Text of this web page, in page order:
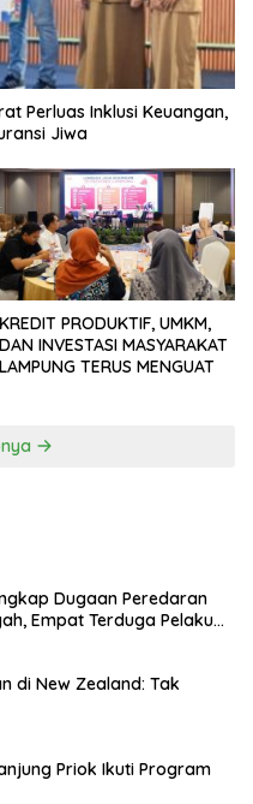
Perluas Inklusi Keuangan,
Jiwa
KREDIT PRODUKTIF, UMKM,
DAN INVESTASI MASYARAKAT
LAMPUNG TERUS MENGUAT
Dugaan Peredaran
Empat Terduga Pelaku
di New Zealand: Tak
Priok Ikuti Program